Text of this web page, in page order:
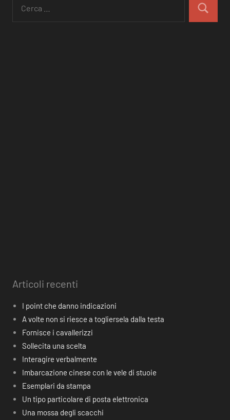
Articoli recenti
I point che danno indicazioni
A volte non si riesce a togliersela dalla testa
Fornisce i cavallerizzi
Sollecita una scelta
Interagire verbalmente
Imbarcazione cinese con le vele di stuoie
Esemplari da stampa
Un tipo particolare di posta elettronica
Una mossa degli scacchi